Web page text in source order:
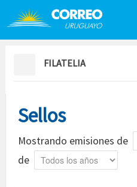
Saltar al contenido
FILATELIA
Sellos
Mostrando emisiones de
de Año